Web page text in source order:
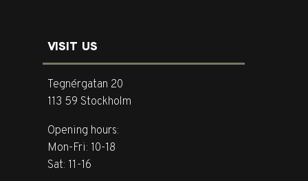
VISIT US
Tegnérgatan 20
113 59 Stockholm
Opening hours:
Mon-Fri: 10-18
Sat: 11-16